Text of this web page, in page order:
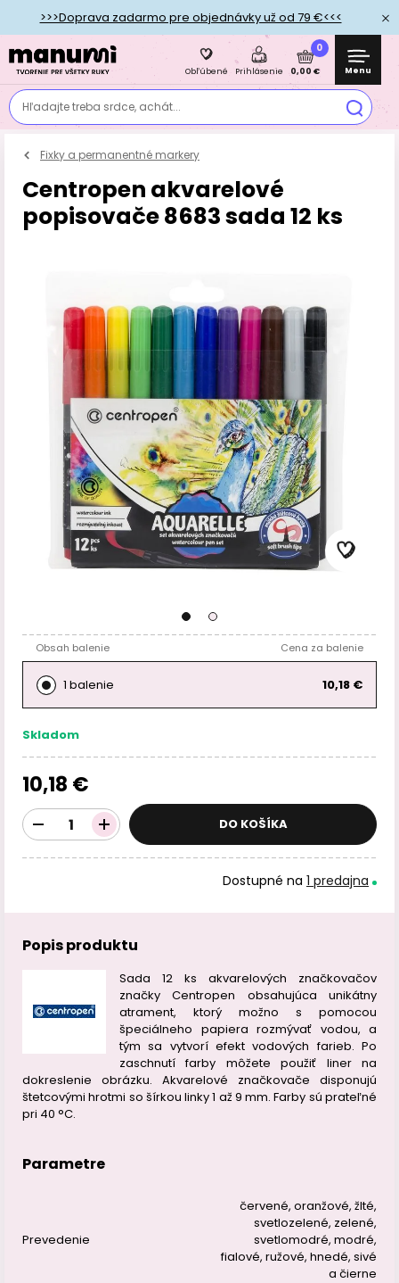
>>>Doprava zadarmo pre objednávky už od 79 €<<<
Hľadajte treba srdce, achát...
Obľúbené Prihlásenie
0
0,00 € Menu
Fixky a permanentné markery
Centropen akvarelové
popisovače 8683 sada 12 ks
Obsah balenie Cena za balenie
1 balenie 10,18 €
Skladom
10,18 €
DO KOŠÍKA
Dostupné na 1 predajna
Popis produktu
Sada 12 ks akvarelových značkovačov
značky Centropen obsahujúca unikátny
atrament, ktorý možno s pomocou
špeciálneho papiera rozmývať vodou, a
tým sa vytvorí efekt vodových farieb. Po
zaschnutí farby môžete použiť liner na
dokreslenie obrázku. Akvarelové značkovače disponujú
štetcovými hrotmi so šírkou linky 1 až 9 mm. Farby sú prateľné
pri 40 °C.
Parametre
Prevedenie
červené, oranžové, žlté,
svetlozelené, zelené,
svetlomodré, modré,
fialové, ružové, hnedé, sivé
a čierne